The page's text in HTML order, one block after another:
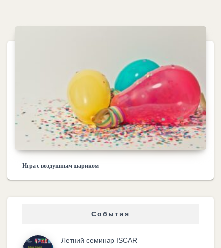
Игра с воздушным шариком
События
Летний семинар ISCAR